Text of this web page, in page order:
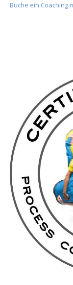
Buche ein Coaching